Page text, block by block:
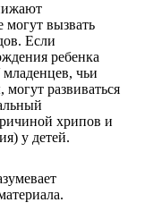
могут вызвать
Если
ребенка
младенцев, чьи
развиваться
хрипов и
у детей.